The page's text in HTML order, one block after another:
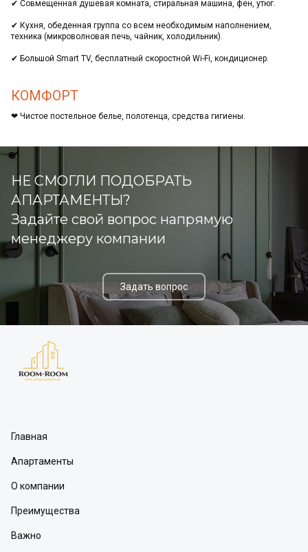
✔ Совмещенная душевая комната, стиральная машина, фен, утюг.
✔ Кухня, обеденная группа со всем необходимым наполнением,
техника (микроволновая печь, чайник, холодильник).
✔ Большой Smаrt ТV, бесплатный скоростной Wi-Fi, кондиционер.
КОМФОРТ
❤ Чистое постельное белье, полотенца, средства гигиены.
НЕ СМОГЛИ ПОДОБРАТЬ
АПАРТАМЕНТЫ?
Задайте свой вопрос напрямую
менеджеру компании
Задать вопрос
Главная
Апартаменты
О компании
Преимущества
Важно